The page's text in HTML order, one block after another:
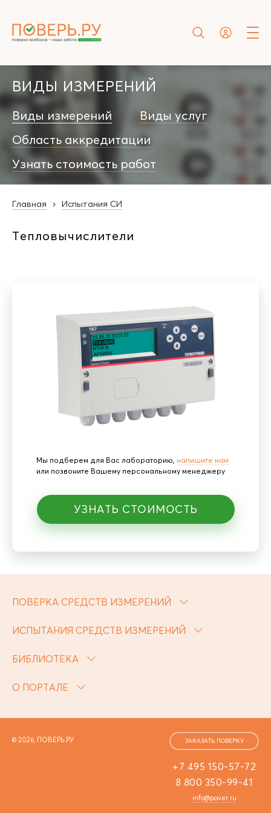
ВИДЫ ИЗМЕРЕНИЙ
Виды измерений
Виды услуг
Область аккредитации
Узнать стоимость работ
Главная Испытания СИ
Тепловычислители
Мы подберем для Вас лабораторию, напишите нам
или позвоните Вашему персональному менеджеру
УЗНАТЬ СТОИМОСТЬ
ПОВЕРКА СРЕДСТВ ИЗМЕРЕНИЙ
ИСПЫТАНИЯ СРЕДСТВ ИЗМЕРЕНИЙ
БИБЛИОТЕКА
О ПОРТАЛЕ
© 2026, ПОВЕРЬ.РУ
+7 495 150-57-72
8 800 350-99-41
info@pover.ru
ЗАКАЗАТЬ ПОВЕРКУ